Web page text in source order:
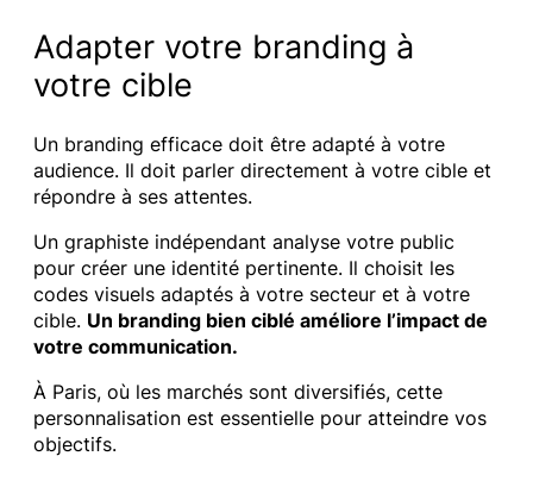
Adapter votre branding à
votre cible
Un branding efficace doit être adapté à votre
audience. Il doit parler directement à votre cible et
répondre à ses attentes.
Un graphiste indépendant analyse votre public
pour créer une identité pertinente. Il choisit les
codes visuels adaptés à votre secteur et à votre
cible. Un branding bien ciblé améliore l’impact de
votre communication.
À Paris, où les marchés sont diversifiés, cette
personnalisation est essentielle pour atteindre vos
objectifs.